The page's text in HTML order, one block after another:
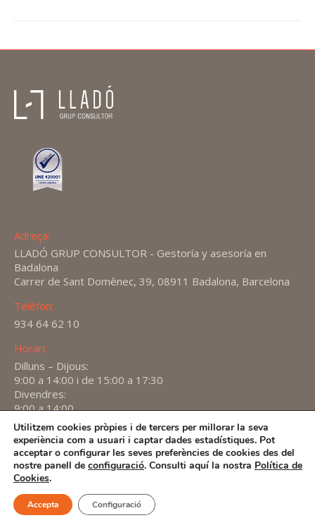
Adreça:
LLADÓ GRUP CONSULTOR - Gestoría y asesoría en
Badalona
Carrer de Sant Domènec, 39, 08911 Badalona, Barcelona
Telèfon:
934 64 62 10
Horari:
Dilluns – Dijous:
9:00 a 14:00 i de 15:00 a 17:30
Divendres:
9:00 a 14:00
Find us on:
X
page
opens
in
new
YouTube
page
opens
in
new
Linkedin
page
in
new
2026 - Política de privacitat
Utilitzem cookies pròpies i de tercers per millorar la seva
experiència com a usuari i captar dades estadístiques. Pot
acceptar o configurar les seves preferències de cookies des del
nostre panell de configuració. Consulti aquí la nostra Política de
Cookies.
Accepta Configuració